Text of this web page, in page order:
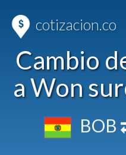
cotizacion.co
Cambio
a Won
BOB